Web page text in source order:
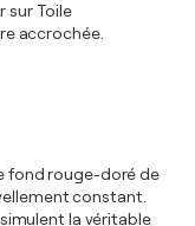
sur Toile
accrochée.
fond rouge-doré de
constant.
la véritable